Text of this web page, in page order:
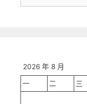
尋:
2026 年 8 月
一 二 三